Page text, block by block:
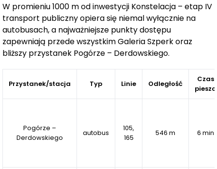
Rowerem: Centrum Sportowe Kosakowo – 5 min, Szkoła
Podstawowa w Pogórzu – 5 min,
plaże w Babich Dołach i Mechelinkach – 15 min, Plaża w
Rewie – 20 min.
Samochodem: przychodnia zdrowia – 5 min, Estakada
Kwiatkowskiego – 5 min, plaże w Babich Dołach,
Mechelinkach i Rewie – 10 min, centrum Gdyni – 12 min.
Walory przyrodnicze
Wyjątkowe położenie inwestycji Konstelacja sprzyja
W promieniu 1000 m od inwestycji Konstelacja – etap IV
transport publiczny opiera się niemal wyłącznie na
autobusach, a najważniejsze punkty dostępu
zapewniają przede wszystkim Galeria Szperk oraz
bliższy przystanek Pogórze – Derdowskiego.
Przystanek/stacja Typ Linie Odległość
Czas
pieszo
Pogórze –
Derdowskiego
autobus
105,
165
546 m 6 min